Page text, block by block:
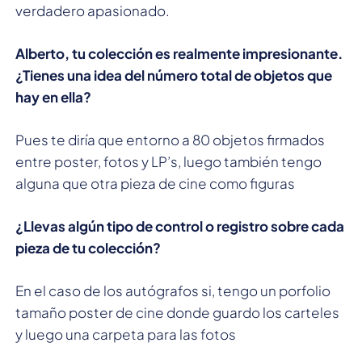
verdadero apasionado.
Alberto, tu colección es realmente impresionante.
¿Tienes una idea del número total de objetos que
hay en ella?
Pues te diría que entorno a 80 objetos firmados
entre poster, fotos y LP’s, luego también tengo
alguna que otra pieza de cine como figuras
¿Llevas algún tipo de control o registro sobre cada
pieza de tu colección?
En el caso de los autógrafos si, tengo un porfolio
tamaño poster de cine donde guardo los carteles
y luego una carpeta para las fotos